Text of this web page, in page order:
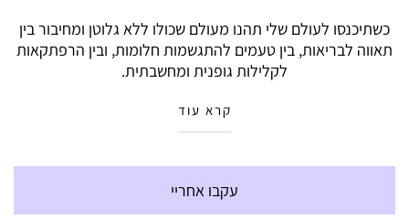
כשתיכנסו לעולם שלי תהנו מעולם שכולו ללא גלוטן ומחיבור בין
תאווה לבריאות, בין טעמים להתגשמות חלומות, ובין הרפתקאות
לקלילות גופנית ומחשבתית.
קרא עוד
עקבו אחריי